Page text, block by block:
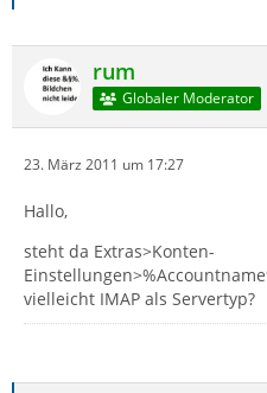
rum
Globaler Moderator
23. März 2011 um 17:27
Hallo,
steht da Extras>Konten-
vielleicht IMAP als Servertyp?